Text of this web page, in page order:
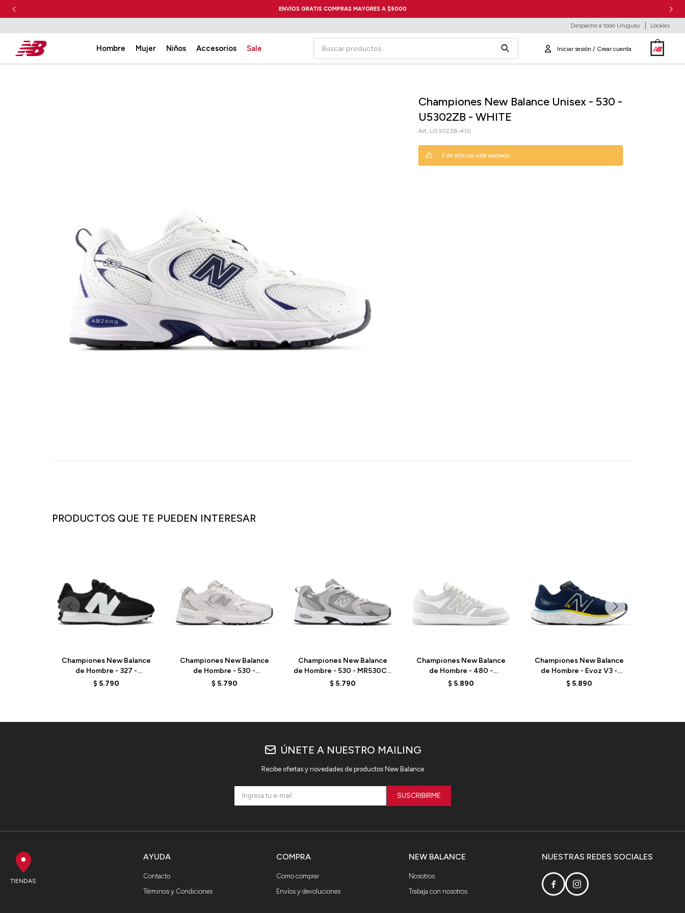
ENVÍOS GRATIS COMPRAS MAYORES A $5000
Hombre Mujer Niños Accesorios Sale
Despacho a todo Uruguay Locales
Championes New Balance Unisex - 530 -
U5302ZB - WHITE
U5302ZB-410
Este artículo está agotado.
PRODUCTOS QUE TE PUEDEN INTERESAR
Championes New Balance
de Hombre - 327 -
MS327CBW - BLACK
$ 5.790
Championes New Balance
de Hombre - 530 -
MR530EMA - ELD
$ 5.790
Championes New Balance
de Hombre - 530 - MR530CK
- ELD
$ 5.790
Championes New Balance
de Hombre - 480 -
BB480LHI - BRIGHTON
$ 5.890
Championes New Balance
de Hombre - Evoz V3 -
MEVOZCH3 - BLUE
$ 5.890
TIENDAS
AYUDA
Contacto
Términos y Condiciones
NEW BALANCE
Nosotros
Trabaja con nosotros
COMPRA
Como comprar
Envíos y devoluciones
NUESTRAS REDES SOCIALES
 
ÚNETE A NUESTRO MAILING
Recibe ofertas y novedades de productos New Balance
SUSCRIBIRME